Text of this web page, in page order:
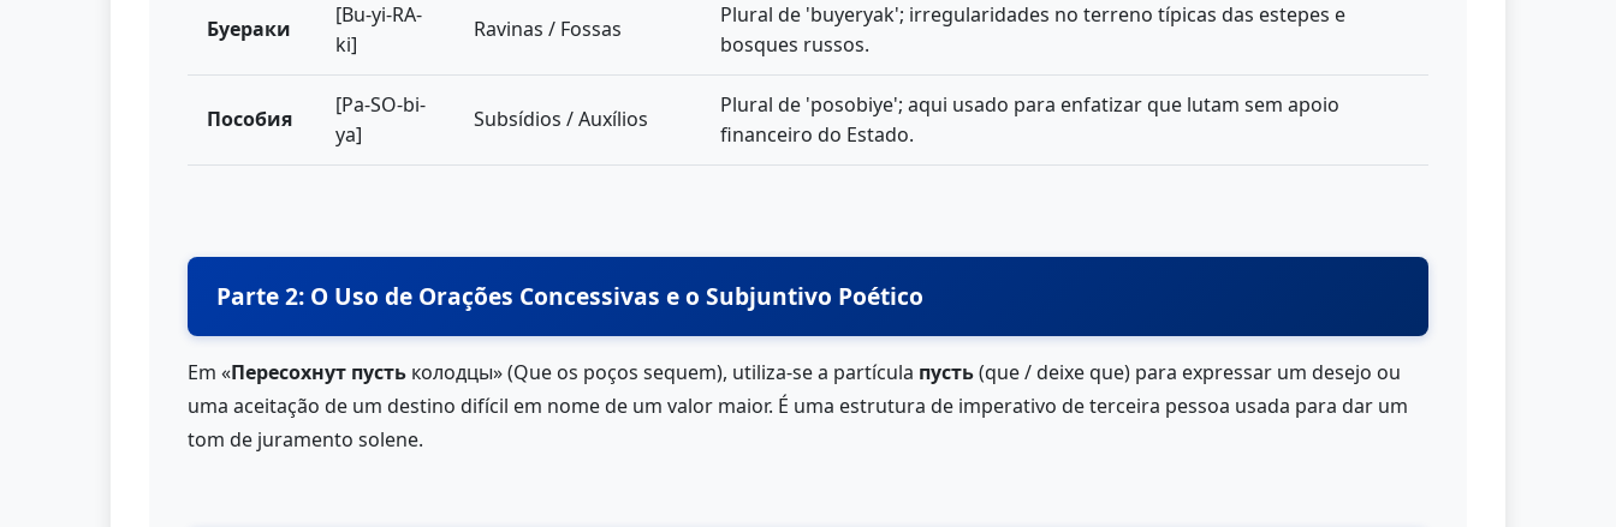
Буераки
[Bu-yi-RA-
ki]
Ravinas / Fossas
Plural de 'buyeryak'; irregularidades no terreno típicas das estepes e
bosques russos.
Пособия
[Pa-SO-bi-
ya]
Subsídios / Auxílios
Plural de 'posobiye'; aqui usado para enfatizar que lutam sem apoio
financeiro do Estado.
Parte 2: O Uso de Orações Concessivas e o Subjuntivo Poético
Em «Пересохнут пусть колодцы» (Que os poços sequem), utiliza-se a partícula пусть(que / deixe que) para expressar um desejo ou
uma aceitação de um destino difícil em nome de um valor maior. É uma estrutura de imperativo de terceira pessoa usada para dar um
tom de juramento solene.